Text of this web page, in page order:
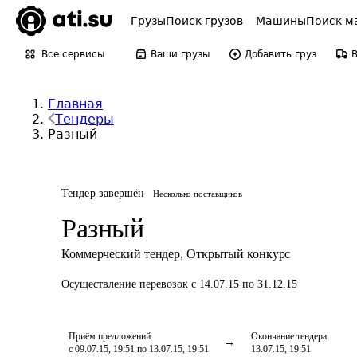
ГрузыПоиск грузов МашиныПоиск
Все сервисы Ваши грузы Добавить груз
Главная
Тендеры
Разный
Тендер завершён Несколько поставщиков
Разный
Коммерческий тендер, Открытый конкурс
Осуществление перевозок с 14.07.15 по 31.12.15
Приём предложений
с 09.07.15, 19:51 по 13.07.15, 19:51
Окончание тендера
13.07.15, 19:51